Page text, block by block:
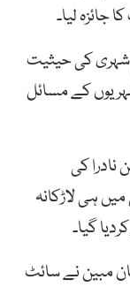
جائزہ لیا۔
شہری کی حیثیت
کے مسائل
کی
ہی لاڑکانہ
گیا۔
مبین نے سائٹ